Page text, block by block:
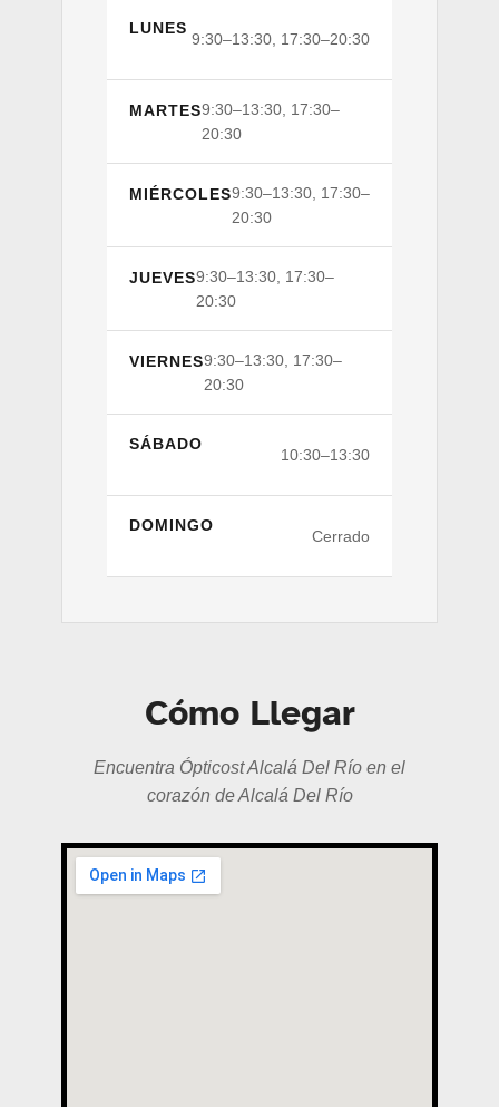
LUNES
9:30–13:30, 17:30–20:30
MARTES9:30–13:30, 17:30–
20:30
MIÉRCOLES9:30–13:30, 17:30–
20:30
JUEVES9:30–13:30, 17:30–
20:30
VIERNES9:30–13:30, 17:30–
20:30
SÁBADO
10:30–13:30
DOMINGO
Cerrado
Cómo Llegar
Encuentra Ópticost Alcalá Del Río en el
corazón de Alcalá Del Río